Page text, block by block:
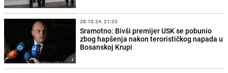
28.10.24. 21:03
Sramotno: Bivši premijer USK se pobunio
zbog hapšenja nakon terorističkog napada u
Bosanskoj Krupi